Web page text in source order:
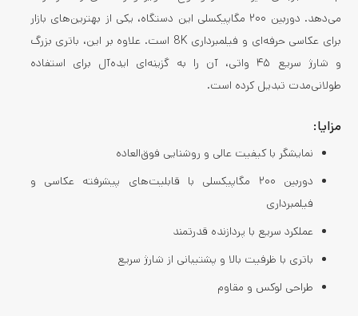
می‌دهد. دوربین ۲۰۰ مگاپیکسلی این دستگاه، یکی از بهترین‌های بازار
برای عکاسی حرفه‌ای و فیلمبرداری 8K است. علاوه بر این، باتری بزرگ
و شارژ سریع ۴۵ واتی، آن را به گزینه‌ای ایده‌آل برای استفاده
طولانی‌مدت تبدیل کرده است.
مزایا:
نمایشگر با کیفیت عالی و روشنایی فوق‌العاده
دوربین ۲۰۰ مگاپیکسلی با قابلیت‌های پیشرفته عکاسی و
فیلمبرداری
عملکرد سریع با پردازنده قدرتمند
باتری با ظرفیت بالا و پشتیبانی از شارژ سریع
طراحی لوکس و مقاوم